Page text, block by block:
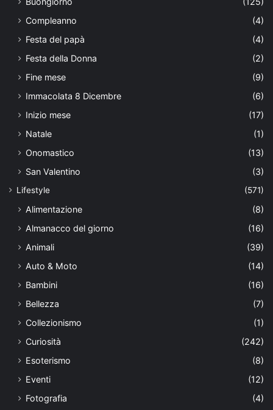
Compleanno
(4)
Festa del papà
(4)
Festa della Donna
(2)
Fine mese
(9)
Immacolata 8 Dicembre
(6)
Inizio mese
(17)
Natale
(1)
Onomastico
(13)
San Valentino
(3)
Lifestyle (571)
Alimentazione
(8)
Almanacco del giorno
(16)
Animali
(39)
Auto & Moto
(14)
Bambini
(16)
Bellezza
(7)
Collezionismo
(1)
Curiosità
(242)
Esoterismo
(8)
Eventi
(12)
Fotografia
(4)